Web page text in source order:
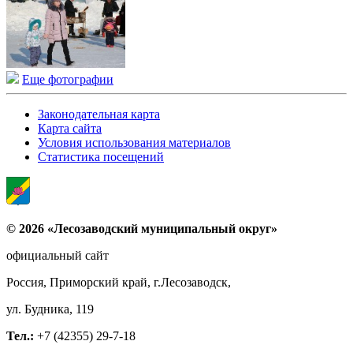
Еще фотографии
Законодательная карта
Карта сайта
Условия использования материалов
Статистика посещений
© 2026 «Лесозаводский муниципальный округ»
официальный сайт
Россия, Приморский край, г.Лесозаводск,
ул. Будника, 119
Тел.: +7 (42355) 29-7-18